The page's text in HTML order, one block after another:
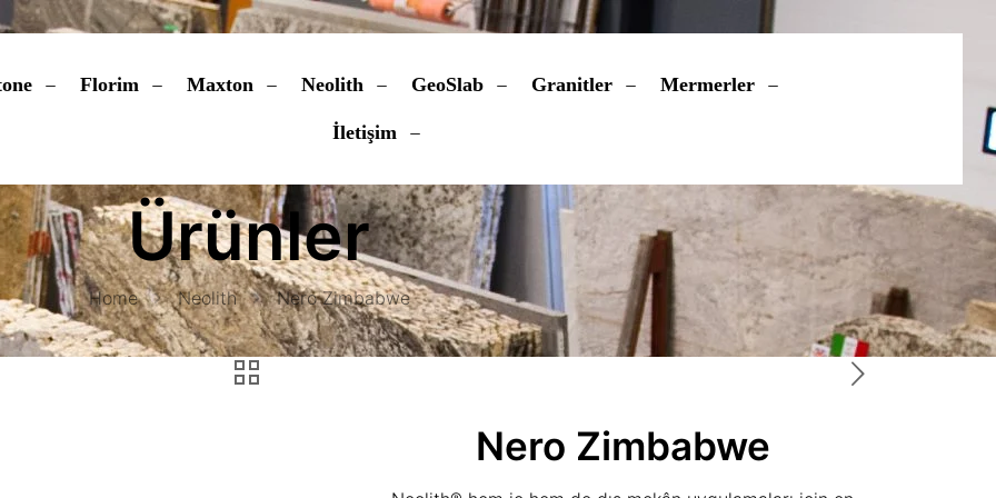
Florim Maxton Neolith GeoSlab Granitler Mermerler
İletişim
Ürünler
Home Neolith Nero Zimbabwe
Nero Zimbabwe